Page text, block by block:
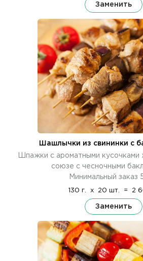
Заменить
Шашлычки из свининки с
Шпажки с ароматными кусочками
союзе с чесночными
Минимальный заказ
130 г. x 20 шт. = 2
Заменить